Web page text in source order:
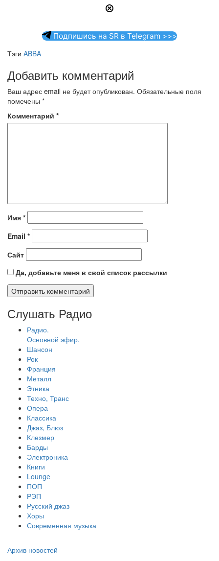
Подпишись на SR в Telegram >>>
Тэги ABBA
Добавить комментарий
Ваш адрес email не будет опубликован. Обязательные поля
помечены *
Комментарий *
Имя *
Email *
Сайт
Да, добавьте меня в свой список рассылки
Слушать Радио
Радио.
Основной эфир.
Шансон
Рок
Франция
Металл
Этника
Техно, Транс
Опера
Классика
Джаз, Блюз
Клезмер
Барды
Электроника
Книги
Lounge
ПОП
РЭП
Русский джаз
Хоры
Современная музыка
Архив новостей